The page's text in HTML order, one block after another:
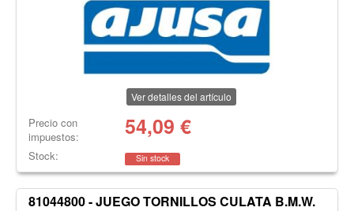
Ver detalles del artículo
Precio con
impuestos:
54,09 €
Stock: Sin stock
81044800 - JUEGO TORNILLOS CULATA B.M.W.